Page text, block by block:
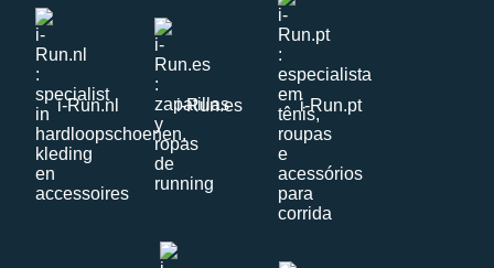
i-Run.nl i-Run.es i-Run.pt